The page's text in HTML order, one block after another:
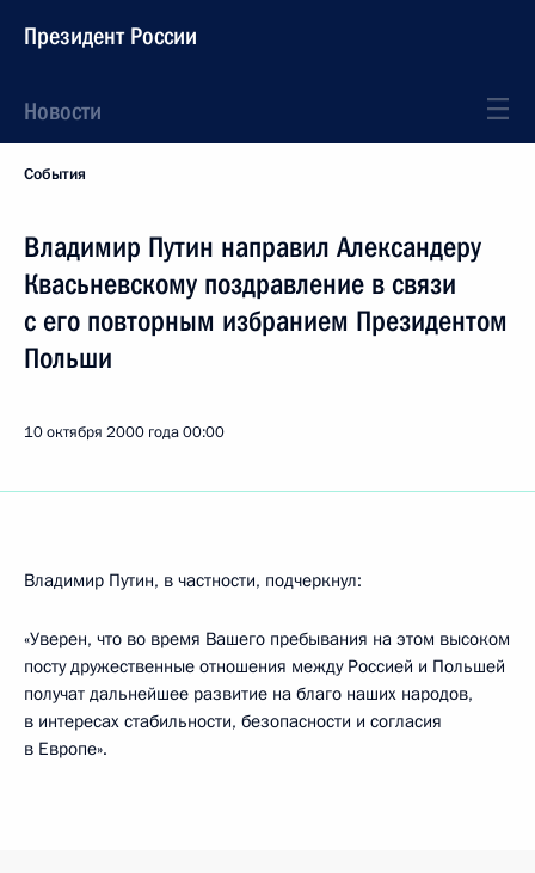
Президент России
Новости
События
Владимир Путин направил Александеру
Квасьневскому поздравление в связи
с его повторным избранием Президентом
Польши
10 октября 2000 года00:00
Владимир Путин, в частности, подчеркнул:
«Уверен, что во время Вашего пребывания на этом высоком
посту дружественные отношения между Россией и Польшей
получат дальнейшее развитие на благо наших народов,
в интересах стабильности, безопасности и согласия
в Европе».